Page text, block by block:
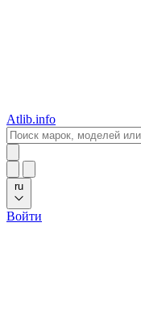
Atlib.info
ru
Войти